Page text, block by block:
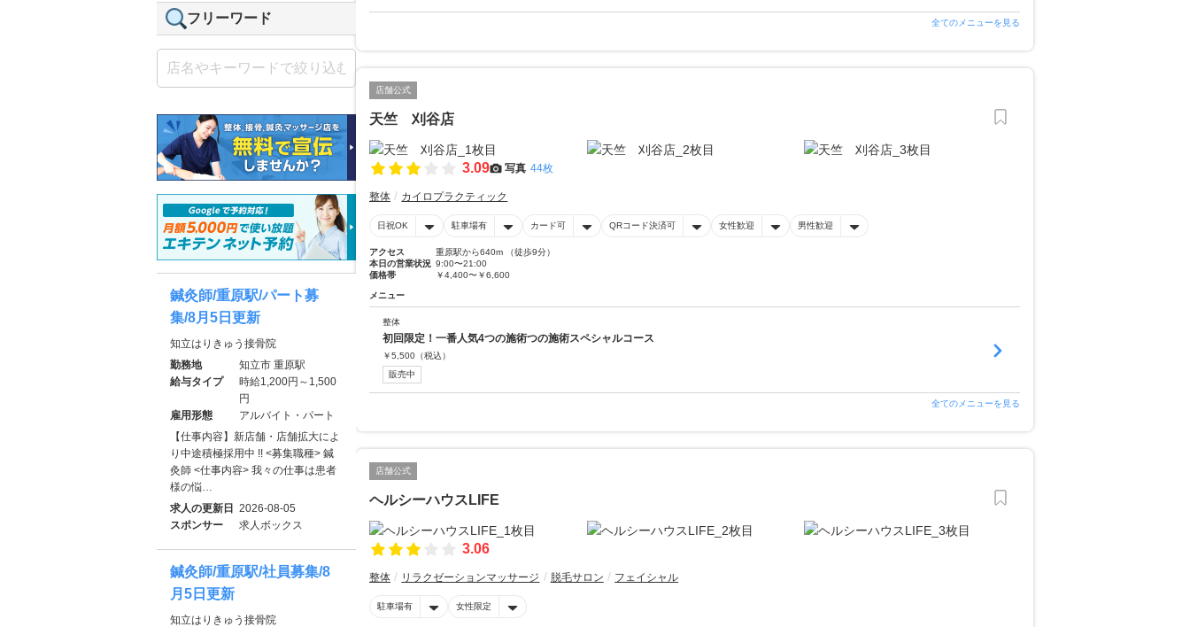
全てのメニューを見る
店舗公式
天竺 刈谷店
3.09 写真 44枚
整体 カイロプラクティック
日祝OK 駐車場有 カード可 QRコード決済可 女性歓迎 男性歓迎
アクセス
重原駅から640m （徒歩9分）
本日の営業状況 9:00〜21:00
価格帯
￥4,400〜￥6,600
メニュー
整体
初回限定！一番人気4つの施術つの施術スペシャルコース
￥5,500 （税込）
販売中
全てのメニューを見る
店舗公式
ヘルシーハウスLIFE
3.06
整体 リラクゼーションマッサージ 脱毛サロン フェイシャル
駐車場有 女性限定
フリーワード
鍼灸師/重原駅/パート募
集/8月5日更新
知立はりきゅう接骨院
勤務地
知立市 重原駅
給与タイプ
時給1,200円～1,500
円
雇用形態
アルバイト・パート
【仕事内容】新店舗・店舗拡大によ
り中途積極採用中 !! <募集職種> 鍼
灸師 <仕事内容> 我々の仕事は患者
様の悩…
求人の更新日 2026-08-05
スポンサー
求人ボックス
鍼灸師/重原駅/社員募集/8
月5日更新
知立はりきゅう接骨院